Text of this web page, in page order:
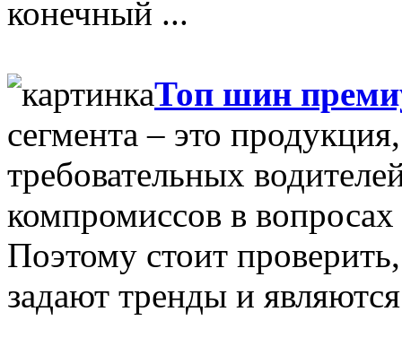
конечный ...
Топ шин
сегмента – это
требовательных
компромиссов в
Поэтому стоит
задают тренды и